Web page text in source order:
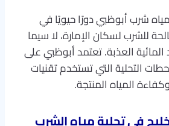
شرب أبوظبي دورًا حيويًا في
للشرب لسكان الإمارة، لا سيما
العذبة. تعتمد أبوظبي على
التحلية التي تستخدم تقنيات
المياه المنتجة.
في تحلية مياه الشرب